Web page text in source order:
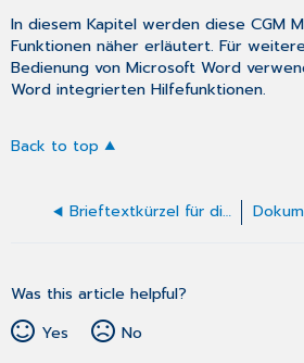
In diesem Kapitel werden diese CGM
Funktionen näher erläutert. Für
Bedienung von Microsoft Word
Word integrierten Hilfefunktionen.
Back to top
Brieftextkürzel für die Datenübernahme in Word
Was this article helpful?
Yes
No